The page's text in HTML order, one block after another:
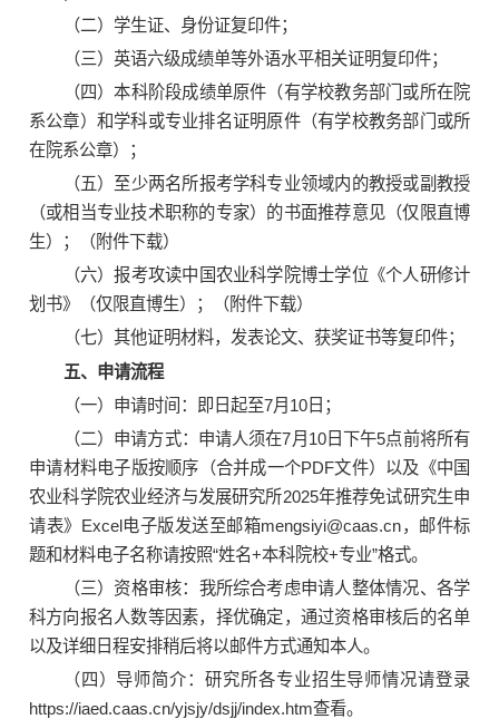
（二）学生证、身份证复印件；
（三）英语六级成绩单等外语水平相关证明复印件；
（四）本科阶段成绩单原件（有学校教务部门或所在院
系公章）和学科或专业排名证明原件（有学校教务部门或所
在院系公章）；
（五）至少两名所报考学科专业领域内的教授或副教授
（或相当专业技术职称的专家）的书面推荐意见（仅限直博
生）；（附件下载）
（六）报考攻读中国农业科学院博士学位《个人研修计
划书》（仅限直博生）；（附件下载）
（七）其他证明材料，发表论文、获奖证书等复印件；
五、申请流程
（一）申请时间：即日起至7月10日；
（二）申请方式：申请人须在7月10日下午5点前将所有
申请材料电子版按顺序（合并成一个PDF文件）以及《中国
农业科学院农业经济与发展研究所2025年推荐免试研究生申
请表》Excel电子版发送至邮箱mengsiyi@caas.cn，邮件标
题和材料电子名称请按照“姓名+本科院校+专业”格式。
（三）资格审核：我所综合考虑申请人整体情况、各学
科方向报名人数等因素，择优确定，通过资格审核后的名单
以及详细日程安排稍后将以邮件方式通知本人。
（四）导师简介：研究所各专业招生导师情况请登录
https://iaed.caas.cn/yjsjy/dsjj/index.htm查看。